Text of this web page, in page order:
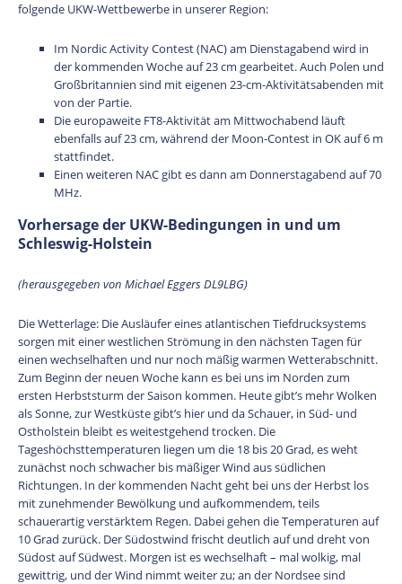
folgende UKW-Wettbewerbe in unserer Region:
Im Nordic Activity Contest (NAC) am Dienstagabend wird in
der kommenden Woche auf 23 cm gearbeitet. Auch Polen und
Großbritannien sind mit eigenen 23-cm-Aktivitätsabenden mit
von der Partie.
Die europaweite FT8-Aktivität am Mittwochabend läuft
ebenfalls auf 23 cm, während der Moon-Contest in OK auf 6 m
stattfindet.
Einen weiteren NAC gibt es dann am Donnerstagabend auf 70
MHz.
Vorhersage der UKW-Bedingungen in und um
Schleswig-Holstein
(herausgegeben von Michael Eggers DL9LBG)
Die Wetterlage: Die Ausläufer eines atlantischen Tiefdrucksystems
sorgen mit einer westlichen Strömung in den nächsten Tagen für
einen wechselhaften und nur noch mäßig warmen Wetterabschnitt.
Zum Beginn der neuen Woche kann es bei uns im Norden zum
ersten Herbststurm der Saison kommen. Heute gibt’s mehr Wolken
als Sonne, zur Westküste gibt’s hier und da Schauer, in Süd- und
Ostholstein bleibt es weitestgehend trocken. Die
Tageshöchsttemperaturen liegen um die 18 bis 20 Grad, es weht
zunächst noch schwacher bis mäßiger Wind aus südlichen
Richtungen. In der kommenden Nacht geht bei uns der Herbst los
mit zunehmender Bewölkung und aufkommendem, teils
schauerartig verstärktem Regen. Dabei gehen die Temperaturen auf
10 Grad zurück. Der Südostwind frischt deutlich auf und dreht von
Südost auf Südwest. Morgen ist es wechselhaft – mal wolkig, mal
gewittrig, und der Wind nimmt weiter zu; an der Nordsee sind